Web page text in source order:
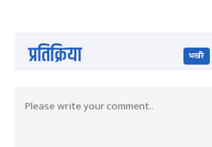
प्रतिक्रिया भर्खरै